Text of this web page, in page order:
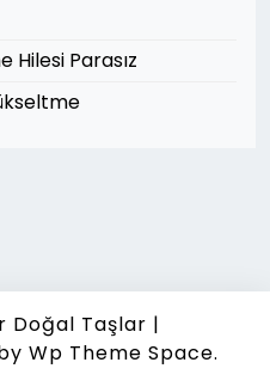
Hilesi Parasız
Doğal Taşlar |
Wp Theme Space.